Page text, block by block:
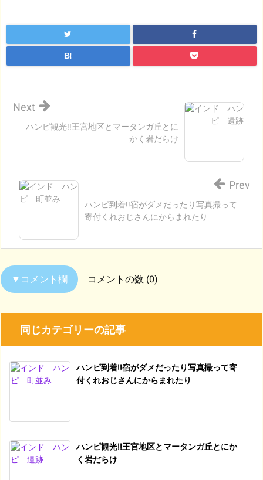
B!
ハンピ観光!!王宮地区とマータンガ丘とに
かく岩だらけ
Next
ハンピ到着!!宿がダメだったり写真撮って
寄付くれおじさんにからまれたり
Prev
コメントの数 (0)
同じカテゴリーの記事
ハンピ到着!!宿がダメだったり写真撮って寄
付くれおじさんにからまれたり
ハンピ観光!!王宮地区とマータンガ丘とにか
く岩だらけ